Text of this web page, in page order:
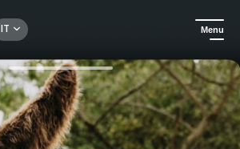
IT Menu
Diventare guardiani di animali per un giorno al Parc de Sainte-Croix - Junior